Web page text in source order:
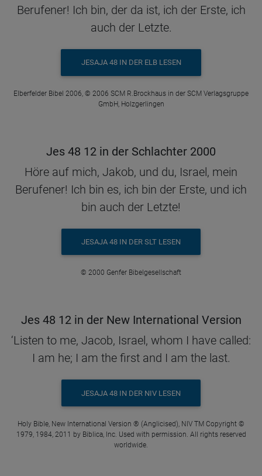
Berufener! Ich bin, der da ist, ich der Erste, ich
auch der Letzte.
JESAJA 48 IN DER ELB LESEN
Elberfelder Bibel 2006, © 2006 SCM R.Brockhaus in der SCM Verlagsgruppe
GmbH, Holzgerlingen
Jes 48 12 in der Schlachter 2000
Höre auf mich, Jakob, und du, Israel, mein
Berufener! Ich bin es, ich bin der Erste, und ich
bin auch der Letzte!
JESAJA 48 IN DER SLT LESEN
© 2000 Genfer Bibelgesellschaft
Jes 48 12 in der New International Version
‘Listen to me, Jacob, Israel, whom I have called:
I am he; I am the first and I am the last.
JESAJA 48 IN DER NIV LESEN
Holy Bible, New International Version ® (Anglicised), NIV TM Copyright ©
1979, 1984, 2011 by Biblica, Inc. Used with permission. All rights reserved
worldwide.